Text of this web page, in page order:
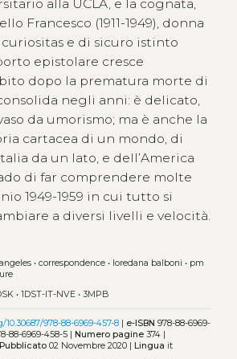
alla UCLA, e la cognata,
Francesco (1911-1949), donna
e di sicuro istinto
epistolare cresce
dopo la prematura morte di
negli anni: è delicato,
da umorismo; ma è anche la
cartacea di un mondo, di
da un lato, e dell’America
di far comprendere molte
1949-1959 in cui tutto si
a diversi livelli e velocità.
• correspondence• loredana balboni • pm
• 1DST-IT-NVE• 3MPB
10.30687/978-88-6969-457-8| e-ISBN 978-88-6969-
88-6969-458-5 | Numero pagine374 |
Pubblicato02 Novembre 2020 | Lingua it